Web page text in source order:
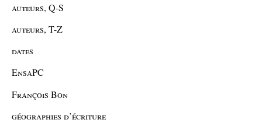
auteurs, Q-S
auteurs, T-Z
dates
EnsaPC
François Bon
géographies d’écriture